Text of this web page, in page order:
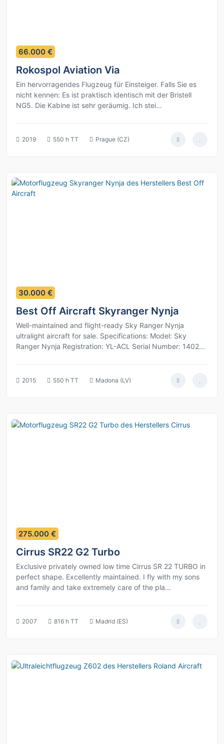
8
66.000 €
Rokospol Aviation Via
Ein hervorragendes Flugzeug für Einsteiger. Falls Sie es
nicht kennen: Es ist praktisch identisch mit der Bristell
NG5. Die Kabine ist sehr geräumig. Ich stei...
2019 550 h TT Prague (CZ)
3
30.000 €
Best Off Aircraft Skyranger Nynja
Well-maintained and flight-ready Sky Ranger Nynja
ultralight aircraft for sale. Specifications: Model: Sky
Ranger Nynja Registration: YL-ACL Serial Number: 1402...
2015 550 h TT Madona (LV)
11
275.000 €
Cirrus SR22 G2 Turbo
Exclusive privately owned low time Cirrus SR 22 TURBO in
perfect shape. Excellently maintained. I fly with my sons
and family and take extremely care of the pla...
2007 816 h TT Madrid (ES)